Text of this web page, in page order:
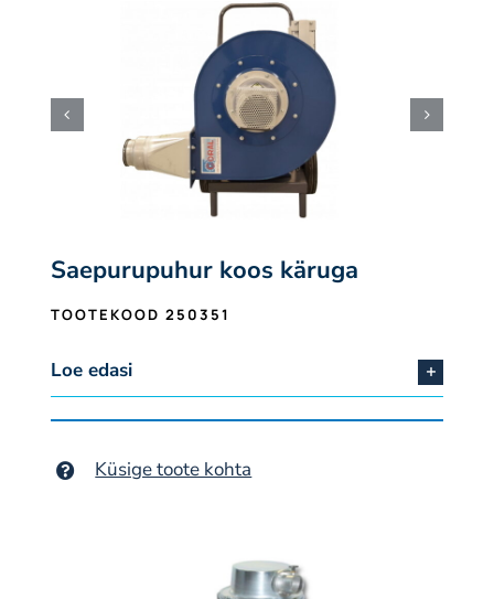
Saepurupuhur koos käruga
TOOTEKOOD 250351
Loe edasi
Küsige toote kohta